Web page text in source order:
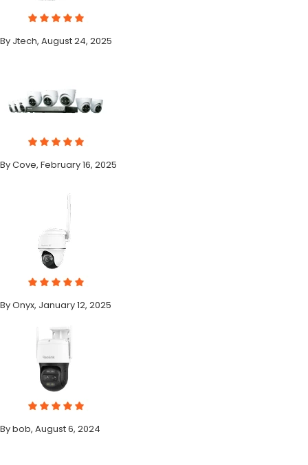
By Jtech, August 24, 2025
By Cove, February 16, 2025
By Onyx, January 12, 2025
By bob, August 6, 2024